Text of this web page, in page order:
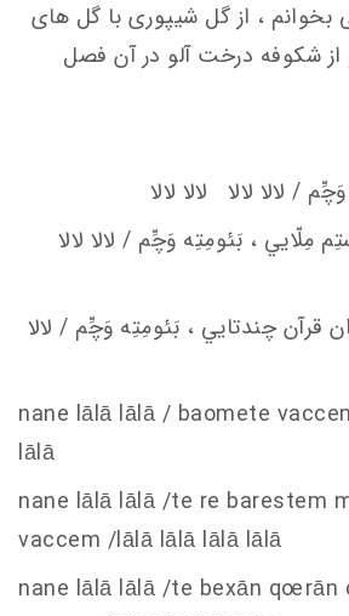
بخوانم ، از گل شیپوری با گل های
از شکوفه درخت آلو در آن فصل
/ لالا لالا لالا لالا
مِلّايي ، بَئومِتِه وَچِّم / لالا لالا
قرآن چندتايي ، بَئومِتِه وَچِّم / لالا
nane lālā lālā / baomete vacc
lālā
nane lālā lālā /te re barestem
vaccem /lālā lālā lālā lālā
nane lālā lālā /te bexān qoerān